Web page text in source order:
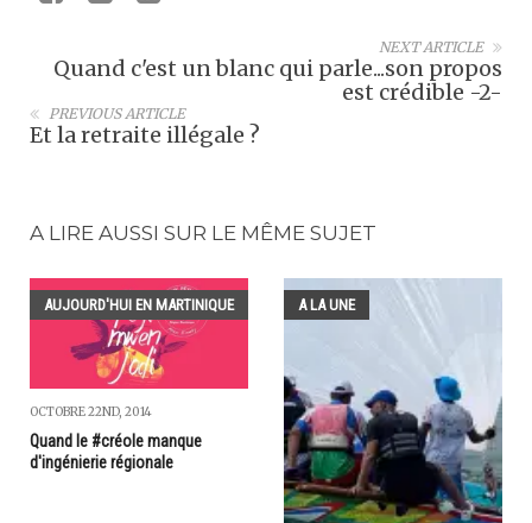
NEXT ARTICLE
Quand c'est un blanc qui parle...son propos
est crédible -2-
PREVIOUS ARTICLE
Et la retraite illégale ?
A LIRE AUSSI SUR LE MÊME SUJET
AUJOURD'HUI EN MARTINIQUE
OCTOBRE 22ND, 2014
Quand le #créole manque
d'ingénierie régionale
A LA UNE